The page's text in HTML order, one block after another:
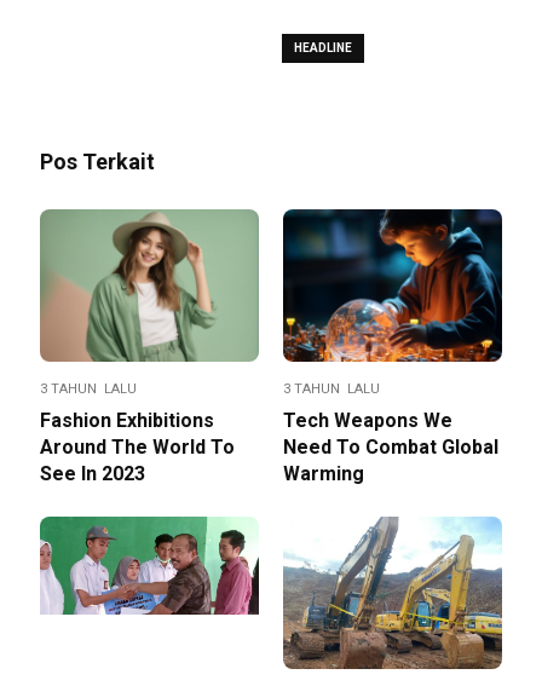
HEADLINE
Pos Terkait
3 TAHUN LALU
Fashion Exhibitions
Around The World To
See In 2023
3 TAHUN LALU
Tech Weapons We
Need To Combat Global
Warming